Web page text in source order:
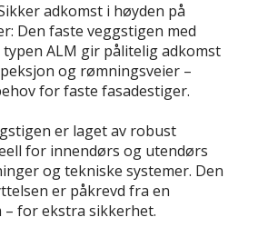
adkomst i høyden på
Den faste veggstigen med
ALM gir pålitelig adkomst
og rømningsveier –
for faste fasadestiger.
er laget av robust
for innendørs og utendørs
og tekniske systemer. Den
er påkrevd fra en
– for ekstra sikkerhet.